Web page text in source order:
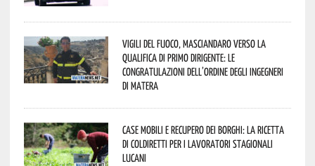
Vigili del Fuoco, Masciandaro verso la
qualifica di Primo Dirigente: le
congratulazioni dell’Ordine degli Ingegneri
di Matera
Case mobili e recupero dei borghi: la ricetta
di Coldiretti per i lavoratori stagionali
lucani